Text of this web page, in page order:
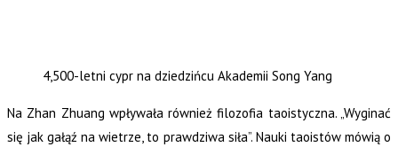
4,500-letni cypr na dziedzińcu Akademii Song Yang
Na Zhan Zhuang wpływała również filozofia taoistyczna. „Wyginać
się jak gałąź na wietrze, to prawdziwa siła”. Nauki taoistów mówią o